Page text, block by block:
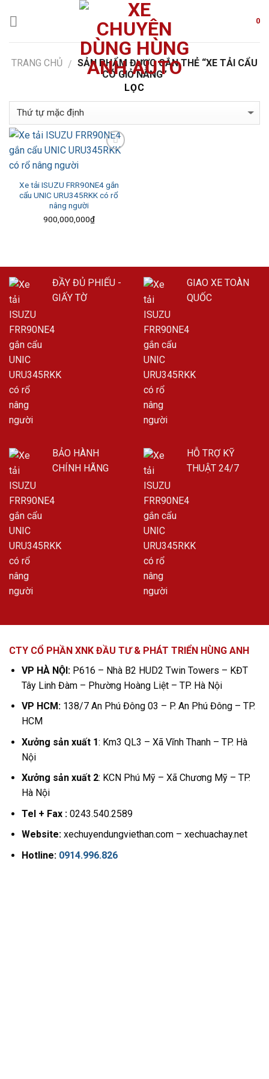
0
TRANG CHỦ / SẢN PHẨM ĐƯỢC GẮN THẺ “XE TẢI CẨU
CÓ GIỎ NÂNG”
LỌC
Xe tải ISUZU FRR90NE4 gắn
cẩu UNIC URU345RKK có rổ
nâng người
900,000,000₫
ĐẦY ĐỦ PHIẾU -
GIẤY TỜ
GIAO XE TOÀN
QUỐC
BẢO HÀNH
CHÍNH HÃNG
HỖ TRỢ KỸ
THUẬT 24/7
CTY CỔ PHẦN XNK ĐẦU TƯ & PHÁT TRIỂN HÙNG ANH
VP HÀ NỘI:P616 – Nhà B2 HUD2 Twin Towers – KĐT
Tây Linh Đàm – Phường Hoàng Liệt – TP. Hà Nội
VP HCM:138/7 An Phú Đông 03 – P. An Phú Đông – TP.
HCM
Xưởng sản xuất 1: Km3 QL3 – Xã Vĩnh Thanh – TP. Hà
Nội
Xưởng sản xuất 2: KCN Phú Mỹ – Xã Chương Mỹ – TP.
Hà Nội
Tel + Fax :0243.540.2589
Website:xechuyendungviethan.com – xechuachay.net
Hotline: 0914.996.826